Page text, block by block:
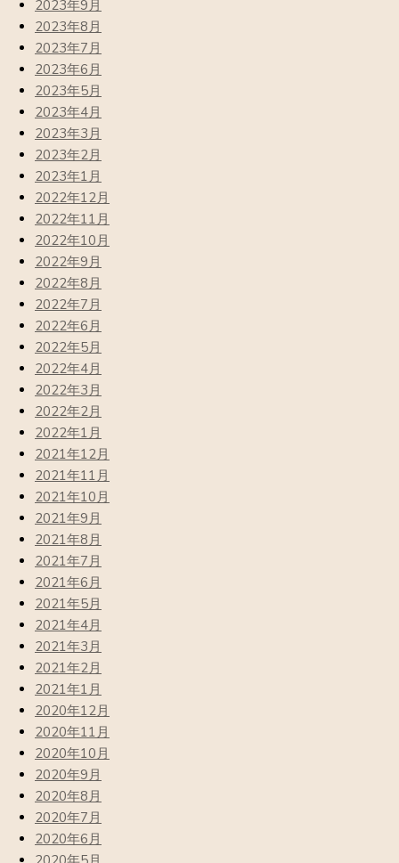
2023年9月
2023年8月
2023年7月
2023年6月
2023年5月
2023年4月
2023年3月
2023年2月
2023年1月
2022年12月
2022年11月
2022年10月
2022年9月
2022年8月
2022年7月
2022年6月
2022年5月
2022年4月
2022年3月
2022年2月
2022年1月
2021年12月
2021年11月
2021年10月
2021年9月
2021年8月
2021年7月
2021年6月
2021年5月
2021年4月
2021年3月
2021年2月
2021年1月
2020年12月
2020年11月
2020年10月
2020年9月
2020年8月
2020年7月
2020年6月